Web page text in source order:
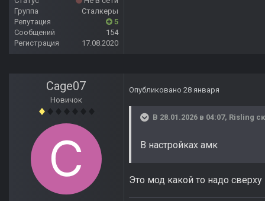
Группа
Сталкеры
Репутация
5
Сообщений
154
Регистрация
17.08.2020
Cage07
Новичок
Опубликовано 28 января
В 28.01.2026 в 04:07, Risling
В настройках амк
Это мод какой то надо сверху